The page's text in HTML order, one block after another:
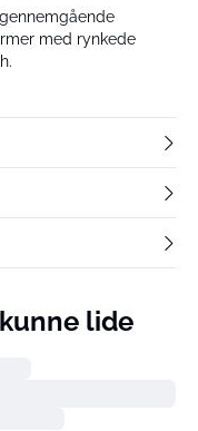
med rynkede
lide